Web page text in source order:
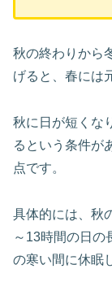
秋の終わりから
げると、春には
秋に日が短くな
るという条件が
点です。
具体的には、秋
～13時間の日の
の寒い間に休眠